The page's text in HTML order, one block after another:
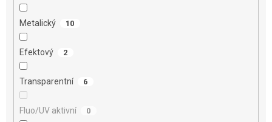
Metalický 10
Efektový 2
Transparentní 6
Fluo/UV aktivní 0